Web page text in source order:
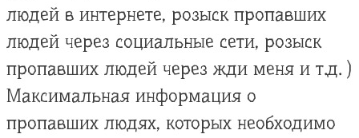
людей в интернете, розыск пропавших
людей через социальные сети, розыск
пропавших людей через жди меня и т.д. )
Максимальная информация о
пропавших людях, которых необходимо